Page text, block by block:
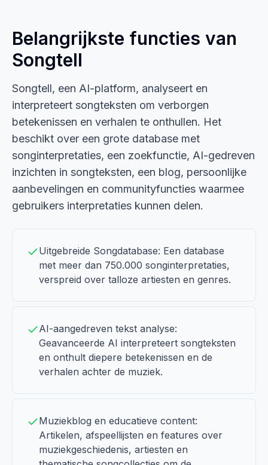
Belangrijkste functies van
Songtell
Songtell, een AI-platform, analyseert en
interpreteert songteksten om verborgen
betekenissen en verhalen te onthullen. Het
beschikt over een grote database met
songinterpretaties, een zoekfunctie, AI-gedreven
inzichten in songteksten, een blog, persoonlijke
aanbevelingen en communityfuncties waarmee
gebruikers interpretaties kunnen delen.
Uitgebreide Songdatabase: Een database
met meer dan 750.000 songinterpretaties,
verspreid over talloze artiesten en genres.
AI-aangedreven tekst analyse:
Geavanceerde AI interpreteert songteksten
en onthult diepere betekenissen en de
verhalen achter de muziek.
Muziekblog en educatieve content:
Artikelen, afspeellijsten en features over
muziekgeschiedenis, artiesten en